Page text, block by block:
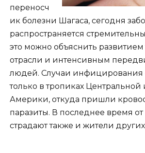
переносч
ик болезни Шагаса, сегодня
распространяется
это можно объяснить развитием
отрасли и интенсивным
людей. Случаи инфицирования
только в тропиках
Америки, откуда пришли
паразиты. В последнее время от
страдают также и жители